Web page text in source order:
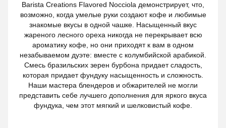
Barista Creations Flavored Nocciola демонстрирует, что,
возможно, когда умелые руки создают кофе и любимые
знакомые вкусы в одной чашке. Насыщенный вкус
жареного лесного ореха никогда не перекрывает всю
ароматику кофе, но они приходят к вам в одном
незабываемом дуэте: вместе с колумбийской арабикой.
Смесь бразильских зерен бурбона придает сладость,
которая придает фундуку насыщенность и сложность.
Наши мастера блендеров и обжарителей не могли
представить себе лучшего дополнения для яркого вкуса
фундука, чем этот мягкий и шелковистый кофе.